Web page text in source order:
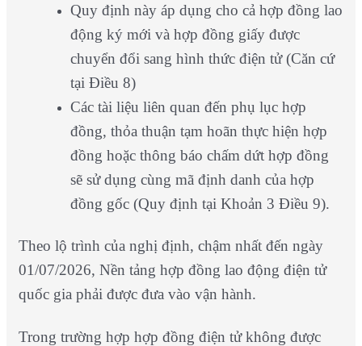
Quy định này áp dụng cho cả hợp đồng lao
động ký mới và hợp đồng giấy được
chuyển đổi sang hình thức điện tử (Căn cứ
tại Điều 8)
Các tài liệu liên quan đến phụ lục hợp
đồng, thỏa thuận tạm hoãn thực hiện hợp
đồng hoặc thông báo chấm dứt hợp đồng
sẽ sử dụng cùng mã định danh của hợp
đồng gốc (Quy định tại Khoản 3 Điều 9).
Theo lộ trình của nghị định, chậm nhất đến ngày
01/07/2026, Nền tảng hợp đồng lao động điện tử
quốc gia phải được đưa vào vận hành.
Trong trường hợp hợp đồng điện tử không được